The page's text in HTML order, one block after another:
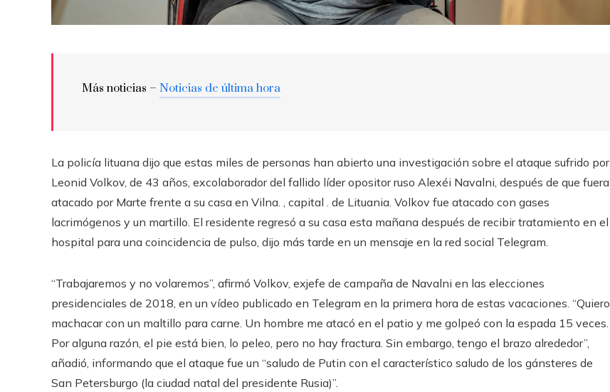
Más noticias – Noticias de última hora
La policía lituana dijo que estas miles de personas han abierto una investigación sobre el ataque sufrido por
Leonid Volkov, de 43 años, excolaborador del fallido líder opositor ruso Alexéi Navalni, después de que fuera
atacado por Marte frente a su casa en Vilna. , capital . de Lituania. Volkov fue atacado con gases
lacrimógenos y un martillo. El residente regresó a su casa esta mañana después de recibir tratamiento en el
hospital para una coincidencia de pulso, dijo más tarde en un mensaje en la red social Telegram.
“Trabajaremos y no volaremos”, afirmó Volkov, exjefe de campaña de Navalni en las elecciones
presidenciales de 2018, en un vídeo publicado en Telegram en la primera hora de estas vacaciones. “Quiero
machacar con un maltillo para carne. Un hombre me atacó en el patio y me golpeó con la espada 15 veces.
Por alguna razón, el pie está bien, lo peleo, pero no hay fractura. Sin embargo, tengo el brazo alrededor”,
añadió, informando que el ataque fue un “saludo de Putin con el característico saludo de los gánsteres de
San Petersburgo (la ciudad natal del presidente Rusia)”.